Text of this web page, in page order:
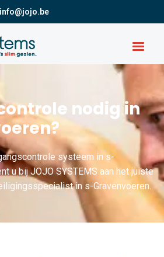
info@jojo.be
nodig in
systeem in s-
u bij JOJO SYSTEMS aan het juiste
in s-Gravenvoeren.